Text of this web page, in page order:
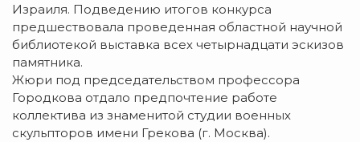
Израиля. Подведению итогов конкурса
предшествовала проведенная областной научной
библиотекой выставка всех четырнадцати эскизов
памятника.
Жюри под председательством профессора
Городкова отдало предпочтение работе
коллектива из знаменитой студии военных
скульпторов имени Грекова (г. Москва).